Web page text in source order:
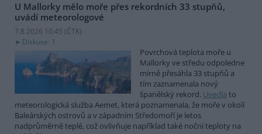
U Mallorky mělo moře přes rekordních 33 stupňů,
uvádí meteorologové
7.8.2026 10:45 (ČTK)
Diskuse: 1
Povrchová teplota moře u
Mallorky ve středu odpoledne
mírně přesáhla 33 stupňů a
tím zaznamenala nový
španělský rekord. Uvedla to
meteorologická služba Aemet, která poznamenala, že moře v okolí
Baleárských ostrovů a v západním Středomoří je letos
nadprůměrně teplé, což ovlivňuje například také noční teploty na